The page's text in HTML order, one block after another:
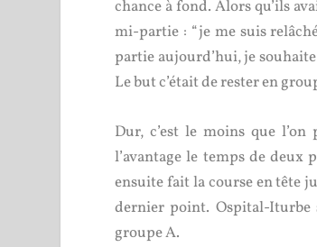
chance à fond. Alors qu’ils
mi-partie : “je me suis
partie aujourd’hui, je
Le but c’était de rester en
Dur, c’est le moins que
l’avantage le temps de
ensuite fait la course en tête
dernier point. Ospital-Iturbe
groupe A.